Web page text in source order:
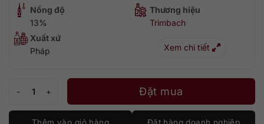
Nồng độ
13%
Thương hiệu
Trimbach
Xuất xứ
Pháp
Xem chi tiết
Trimbach Riesling Reserve Alsace số lượngĐặt mua